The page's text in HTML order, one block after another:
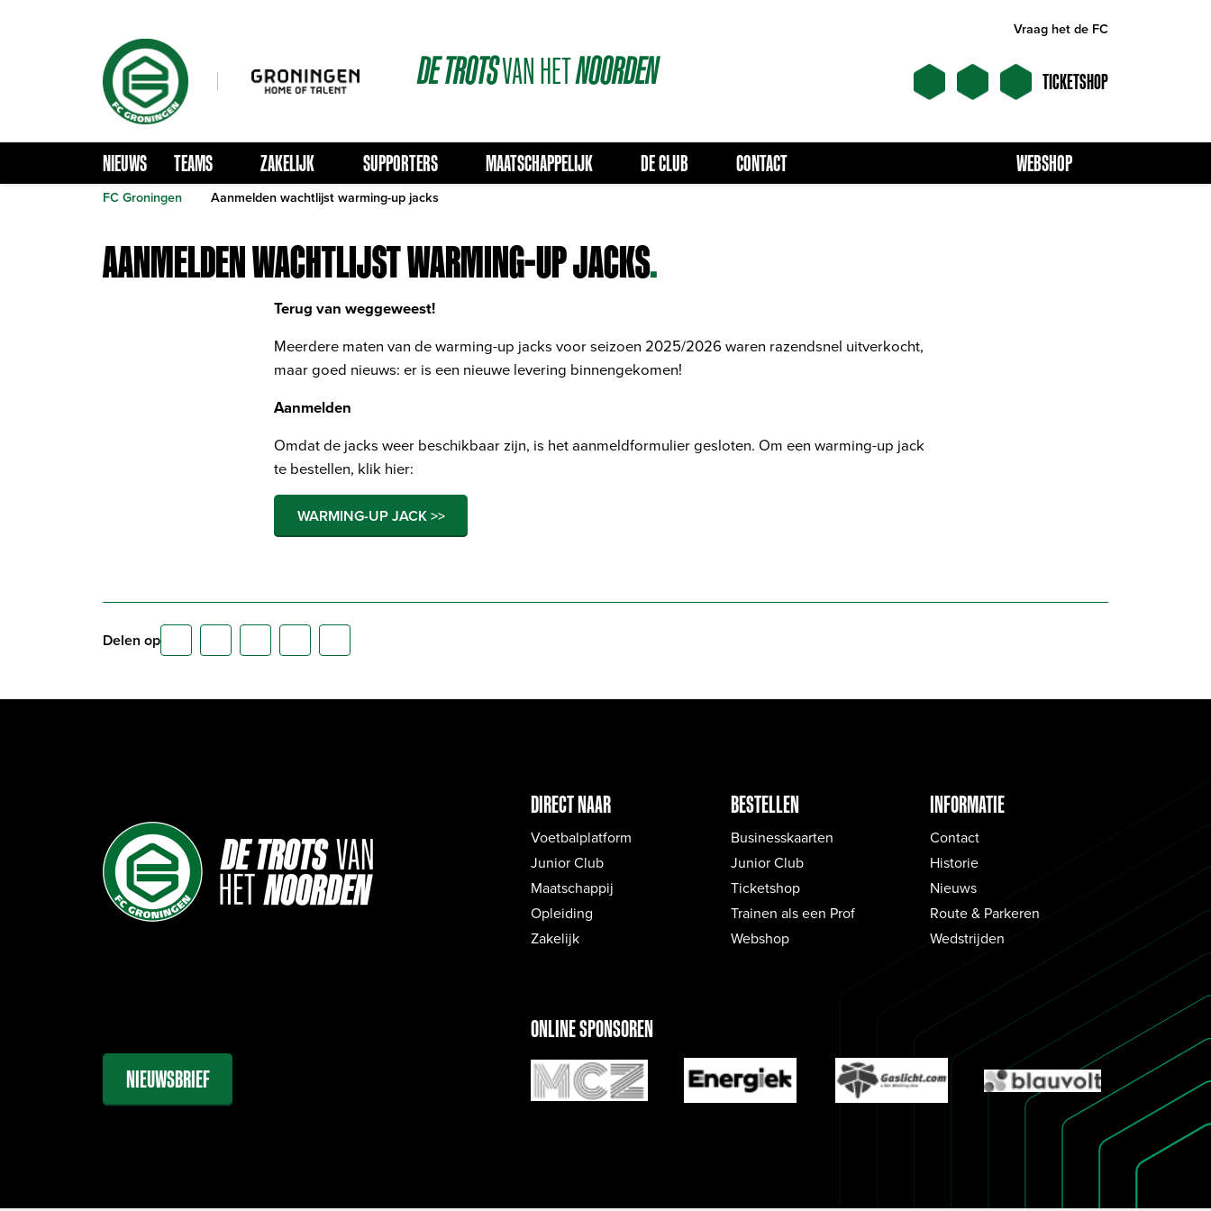
Vraag het de FC
DETROTSVANHETNOORDEN TICKETSHOP
NIEUWS TEAMS ZAKELIJK SUPPORTERS MAATSCHAPPELIJK DE CLUB CONTACT WEBSHOP
FC Groningen Aanmelden wachtlijst warming-up jacks
AANMELDEN WACHTLIJST WARMING-UP JACKS.
Terug van weggeweest!
Meerdere maten van de warming-up jacks voor seizoen 2025/2026 waren razendsnel uitverkocht,
maar goed nieuws: er is een nieuwe levering binnengekomen!
Aanmelden
Omdat de jacks weer beschikbaar zijn, is het aanmeldformulier gesloten. Om een warming-up jack
te bestellen, klik hier:
WARMING-UP JACK >>
Delen op
DIRECT NAAR
Voetbalplatform
Junior Club
Maatschappij
Opleiding
Zakelijk
BESTELLEN
Businesskaarten
Junior Club
Ticketshop
Trainen als een Prof
Webshop
INFORMATIE
Contact
Historie
Nieuws
Route & Parkeren
Wedstrijden
NIEUWSBRIEF
ONLINE SPONSOREN